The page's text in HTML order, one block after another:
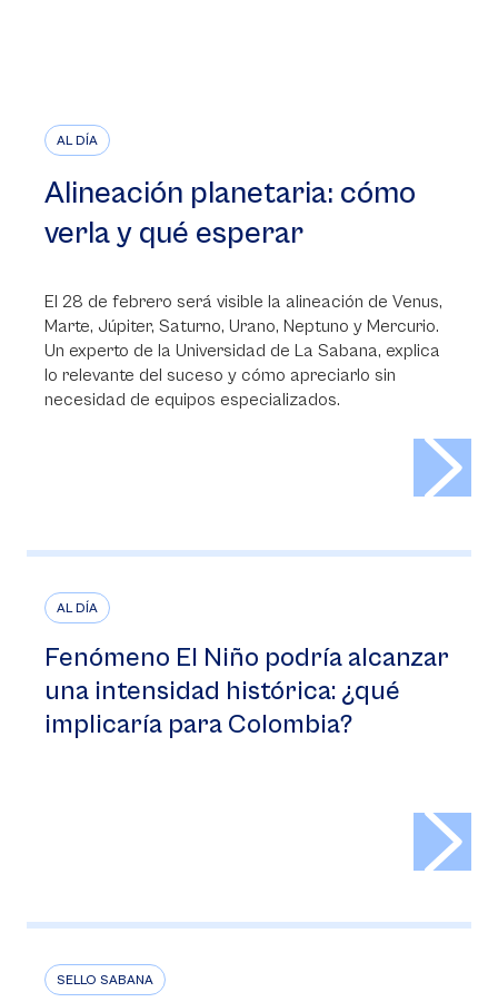
AL DÍA
Alineación planetaria: cómo
verla y qué esperar
El 28 de febrero será visible la alineación de Venus,
Marte, Júpiter, Saturno, Urano, Neptuno y Mercurio.
Un experto de la Universidad de La Sabana, explica
lo relevante del suceso y cómo apreciarlo sin
necesidad de equipos especializados.
AL DÍA
Fenómeno El Niño podría alcanzar
una intensidad histórica: ¿qué
implicaría para Colombia?
SELLO SABANA